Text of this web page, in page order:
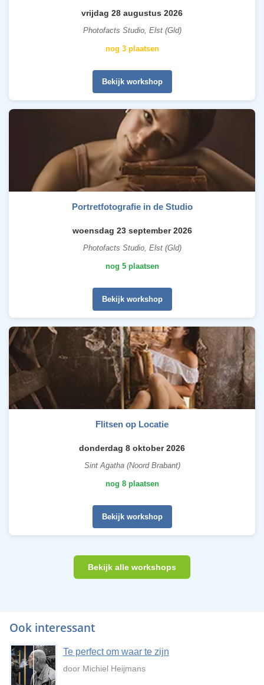
vrijdag 28 augustus 2026
Photofacts Studio, Elst (Gld)
nog 3 plaatsen
Bekijk workshop
Portretfotografie in de Studio
woensdag 23 september 2026
Photofacts Studio, Elst (Gld)
nog 5 plaatsen
Bekijk workshop
Flitsen op Locatie
donderdag 8 oktober 2026
Sint Agatha (Noord Brabant)
nog 8 plaatsen
Bekijk workshop
Bekijk alle workshops
Ook interessant
Te perfect om waar te zijn
door Michiel Heijmans